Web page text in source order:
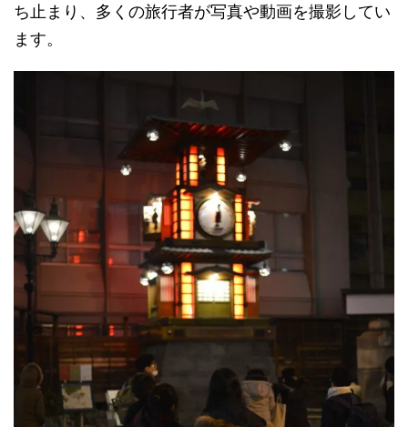
ち止まり、多くの旅行者が写真や動画を撮影してい
ます。